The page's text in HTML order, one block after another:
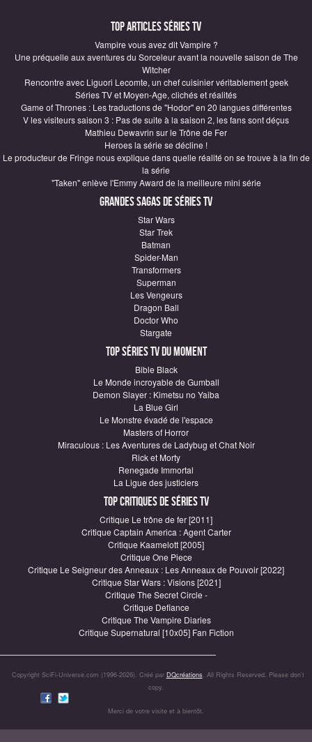
Top articles Séries TV
Vampire vous avez dit Vampire ?
Une préquelle aux aventures du Sorceleur avant la nouvelle saison de The
Witcher
Rencontre avec Liguori Lecomte, un chef cuisinier véritablement geek
Séries TV et Moyen-Age, clichés et réalités
Game of Thrones : Les traductions de "Hodor" en 20 langues différentes
V les visiteurs saison 3 : Pas de suite à la saison 2, les fans sont déçus
Mathieu Dewavrin sur le Trône de Fer
Heroes la série se décline !
Le producteur de Fringe nous explique dans quelle réalité on se trouve à la fin de
la série
"Taken" enlève l'Emmy Award de la meilleure mini série
Grandes sagas de Séries TV
Star Wars
Star Trek
Batman
Spider-Man
Transformers
Superman
Les Vengeurs
Dragon Ball
Doctor Who
Stargate
Top Séries TV du moment
Bible Black
Le Monde incroyable de Gumball
Demon Slayer : Kimetsu no Yaiba
La Blue Girl
Le Monstre évadé de l'espace
Masters of Horror
Miraculous : Les Aventures de Ladybug et Chat Noir
Rick et Morty
Renegade Immortal
La Ligue des justiciers
Top critiques de Séries TV
Critique Le trône de fer [2011]
Critique Captain America : Agent Carter
Critique Kaamelott [2005]
Critique One Piece
Critique Le Seigneur des Anneaux : Les Anneaux de Pouvoir [2022]
Critique Star Wars : Visions [2021]
Critique The Secret Circle -
Critique Defiance
Critique The Vampire Diaries
Critique Supernatural [10x05] Fan Fiction
Copyright SciFi-Universe.com (1996-2026). Créé par DQcréations . All Rights Reserved. Please don’t
copy.
Merci de votre visite et à bientôt.